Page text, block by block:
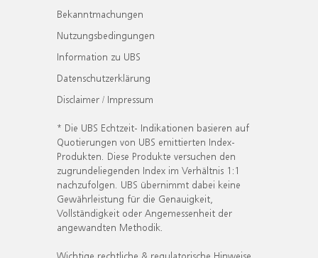
Bekanntmachungen
Nutzungsbedingungen
Information zu UBS
Datenschutzerklärung
Disclaimer / Impressum
* Die UBS Echtzeit- Indikationen basieren auf
Quotierungen von UBS emittierten Index-
Produkten. Diese Produkte versuchen den
zugrundeliegenden Index im Verhältnis 1:1
nachzufolgen. UBS übernimmt dabei keine
Gewährleistung für die Genauigkeit,
Vollständigkeit oder Angemessenheit der
angewandten Methodik.